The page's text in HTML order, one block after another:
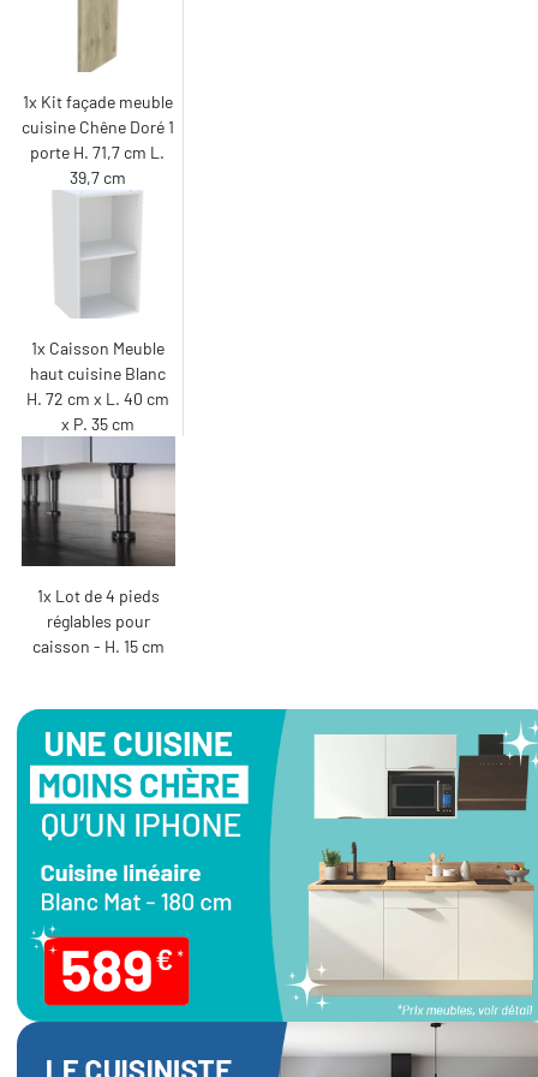
1x Kit façade meuble
cuisine Chêne Doré 1
porte H. 71,7 cm L.
39,7 cm
1x Caisson Meuble
haut cuisine Blanc
H. 72 cm x L. 40 cm
x P. 35 cm
1x Lot de 4 pieds
réglables pour
caisson - H. 15 cm